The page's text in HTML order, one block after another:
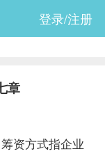
登录/注册
章
资方式指企业